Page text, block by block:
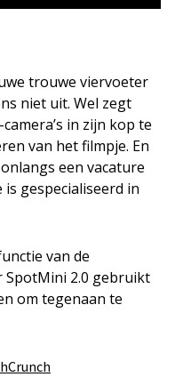
trouwe viervoeter
niet uit. Wel zegt
in zijn kop te
van het filmpje. En
een vacature
gespecialiseerd in
van de
2.0 gebruikt
om tegenaan te